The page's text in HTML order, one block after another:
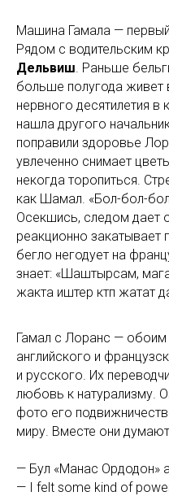
Машина Гамала —
Рядом с водительским
Дельвиш. Раньше
больше полугода живет
нервного десятилетия
нашла другого
поправили здоровье
увлеченно снимает
некогда торопиться.
как Шамал. «Бол-бол-
Осекшись, следом дает
реакционно закатывает
бегло негодует на
знает: «Шаштырсам, мага
жакта иштер күтүп жатат
Гамал с Лоранс — обоим
английского и
и русского. Их
любовь к натурализму.
фото его
миру. Вместе они
— Бул «Манас Ордодон»
— I felt some kind of